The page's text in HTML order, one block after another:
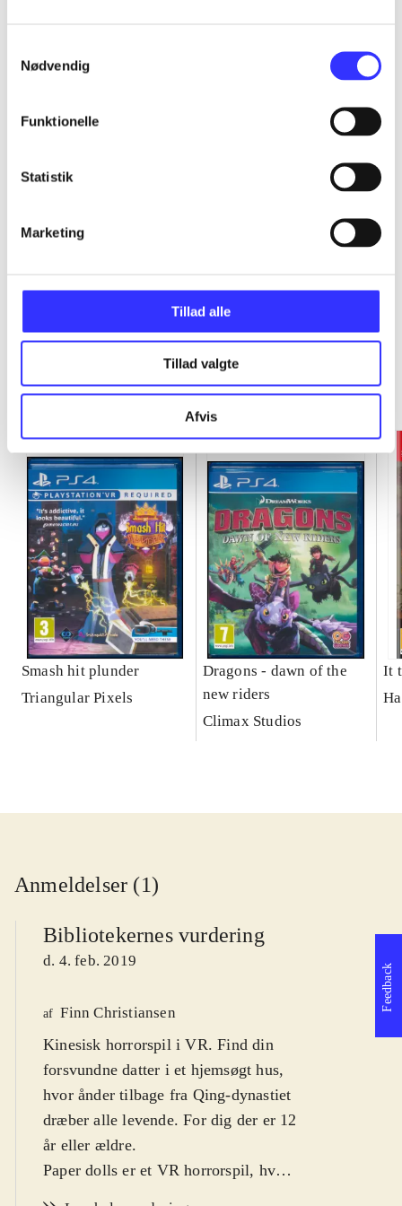
Nødvendig
Funktionelle
Statistik
Marketing
Tillad alle
Tillad valgte
Afvis
...
Minder om
Smash hit plunder
Triangular Pixels
Dragons - dawn of the
new riders
Climax Studios
It
Anmeldelser (1)
Bibliotekernes vurdering
d. 4. feb. 2019
af Finn Christiansen
Kinesisk horrorspil i VR. Find din
forsvundne datter i et hjemsøgt hus,
hvor ånder tilbage fra Qing-dynastiet
dræber alle levende. For dig der er 12
år eller ældre.
Paper dolls er et VR horrorspil, hvor
Feedback